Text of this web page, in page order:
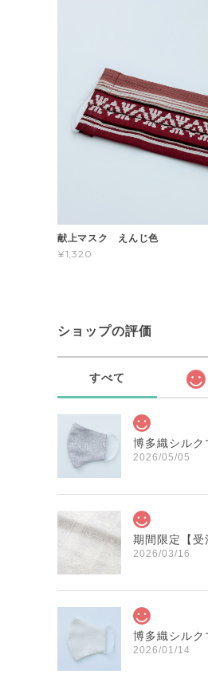
献上マスク えんじ色
¥1,320
ショップの評価
すべて
博多織シル
2026/05/05
期間限定【
2026/03/16
博多織シル
2026/01/14